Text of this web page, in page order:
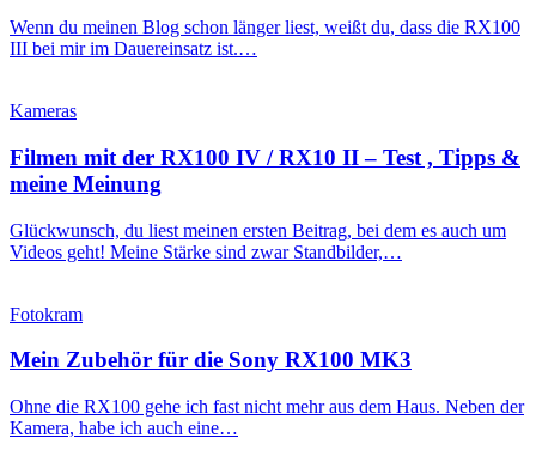
Wenn du meinen Blog schon länger liest, weißt du, dass die RX100
III bei mir im Dauereinsatz ist.…
Kameras
Filmen mit der RX100 IV / RX10 II – Test , Tipps &
meine Meinung
Glückwunsch, du liest meinen ersten Beitrag, bei dem es auch um
Videos geht! Meine Stärke sind zwar Standbilder,…
Fotokram
Mein Zubehör für die Sony RX100 MK3
Ohne die RX100 gehe ich fast nicht mehr aus dem Haus. Neben der
Kamera, habe ich auch eine…